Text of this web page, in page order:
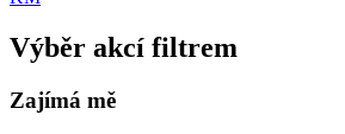
Výběr akcí filtrem
Zajímá mě